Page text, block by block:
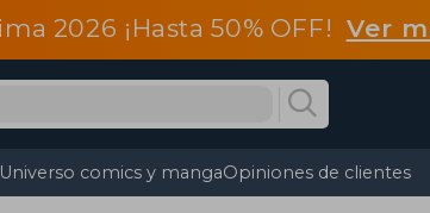
2026 ¡Hasta 50% OFF! Ver
Universo comics y mangaOpiniones de clientes